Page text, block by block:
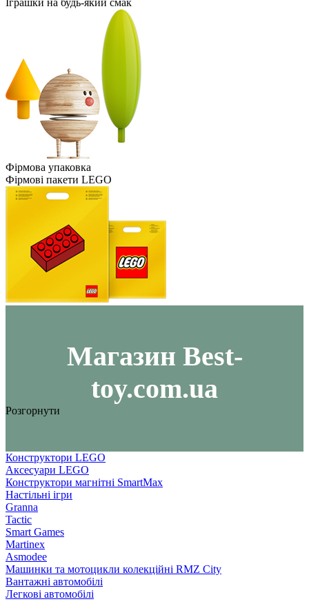
Іграшки на будь-який смак
Фірмова упаковка
Фірмові пакети LEGO
Maгазин Best-
toy.com.ua
Розгорнути
Конструктори LEGO
Аксесуари LEGO
Конструктори магнітні SmartMax
Настільні ігри
Granna
Tactic
Smart Games
Martinex
Asmodee
Машинки та мотоцикли колекційні RMZ City
Вантажні автомобілі
Легкові автомобілі